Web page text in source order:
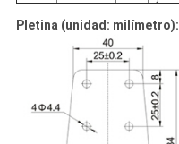
Pletina (unidad: milímetro):